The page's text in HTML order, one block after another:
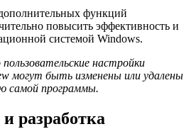
функций
повысить эффективность и
системой Windows.
настройки
могут быть изменены или удалены
самой программы.
разработка